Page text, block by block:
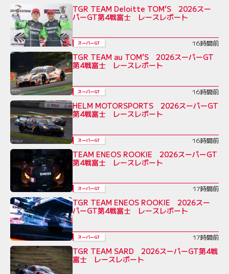
TGR TEAM Deloitte TOM’S 2026スー
パーGT第4戦富士 レースレポート
スーパーGT 16時間前
TGR TEAM au TOM’S 2026スーパーGT
第4戦富士 レースレポート
スーパーGT 16時間前
HELM MOTORSPORTS 2026スーパーGT
第4戦富士 レースレポート
スーパーGT 16時間前
TEAM ENEOS ROOKIE 2026スーパーGT
第4戦富士 レースレポート
スーパーGT 17時間前
TGR TEAM ENEOS ROOKIE 2026スー
パーGT第4戦富士 レースレポート
スーパーGT 17時間前
TGR TEAM SARD 2026スーパーGT第4戦
富士 レースレポート